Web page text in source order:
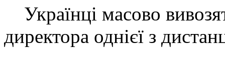
Українці масово
директора однієї з